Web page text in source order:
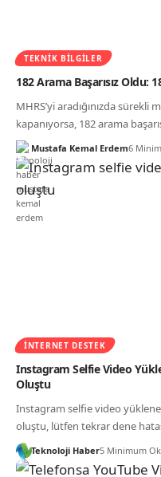
TEKNIK BILGILER
182 Arama Başarısız Oldu:
MHRS’yi aradığınızda
kapanıyorsa, 182 arama
Mustafa Kemal Erdem6
İNTERNET DESTEK
Instagram Selfie Video
Oluştu
Instagram selfie video
oluştu, lütfen tekrar dene
Teknoloji Haber5 Minimum